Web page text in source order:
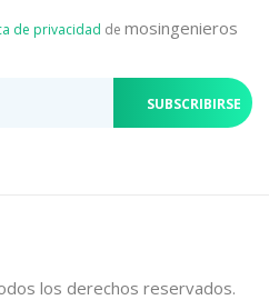
de privacidad de mosingenieros
SUBSCRIBIRSE
los derechos reservados.